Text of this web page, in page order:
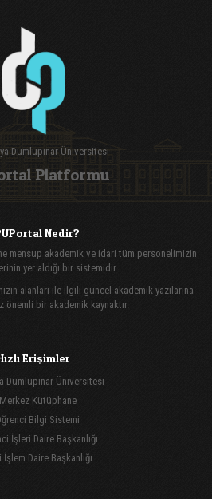
Dumlupınar Üniversitesi
Platformu
Nedir?
mensup akademik ve idari tüm personelimizin
yer aldığı bir sistemidir.
alanları ile ilgili güncel akademik yazılarına
önemli bir akademik kaynaktır.
Erişimler
Dumlupınar Üniversitesi
Kütüphane
Bilgi Sistemi
İşleri Daire Başkanlığı
Daire Başkanlığı